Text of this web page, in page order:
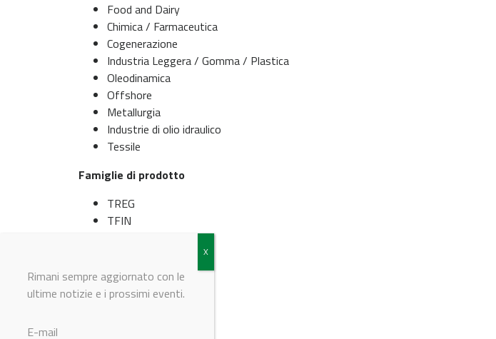
Food and Dairy
Chimica / Farmaceutica
Cogenerazione
Industria Leggera / Gomma / Plastica
Oleodinamica
Offshore
Metallurgia
Industrie di olio idraulico
Tessile
Famiglie di prodotto
TREG
TFIN
TEV TCHILL
Rimani sempre aggiornato con le
ultime notizie e i prossimi eventi.
E-mail